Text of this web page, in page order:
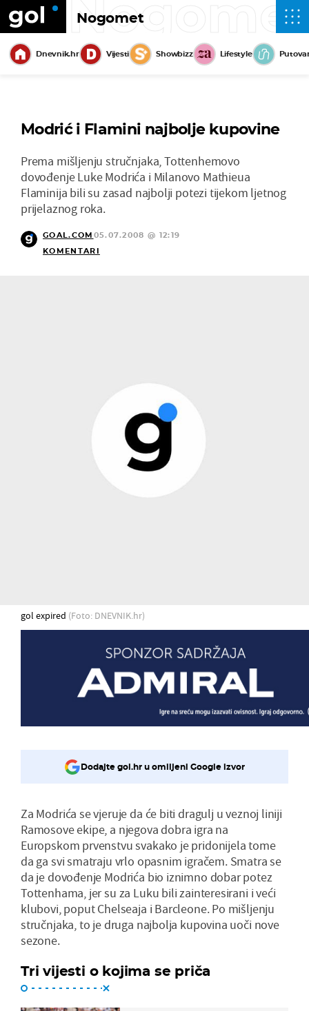
Nogomet
Dnevnik.hr Vijesti Showbizz Lifestyle
Modrić i Flamini najbolje kupovine
Prema mišljenju stručnjaka, Tottenhemovo
dovođenje Luke Modrića i Milanovo Mathieua
Flaminija bili su zasad najbolji potezi tijekom ljetnog
prijelaznog roka.
GOAL.COM 05.07.2008 @ 12:19
KOMENTARI
gol expired (Foto: DNEVNIK.hr)
Dodajte gol.hr u omiljeni Google izvor
Za Modrića se vjeruje da će biti dragulj u veznoj liniji
Ramosove ekipe, a njegova dobra igra na
Europskom prvenstvu svakako je pridonijela tome
da ga svi smatraju vrlo opasnim igračem. Smatra se
da je dovođenje Modrića bio iznimno dobar potez
Tottenhama, jer su za Luku bili zainteresirani i veći
klubovi, poput Chelseaja i Barcleone. Po mišljenju
stručnjaka, to je druga najbolja kupovina uoči nove
sezone.
Tri vijesti o kojima se priča